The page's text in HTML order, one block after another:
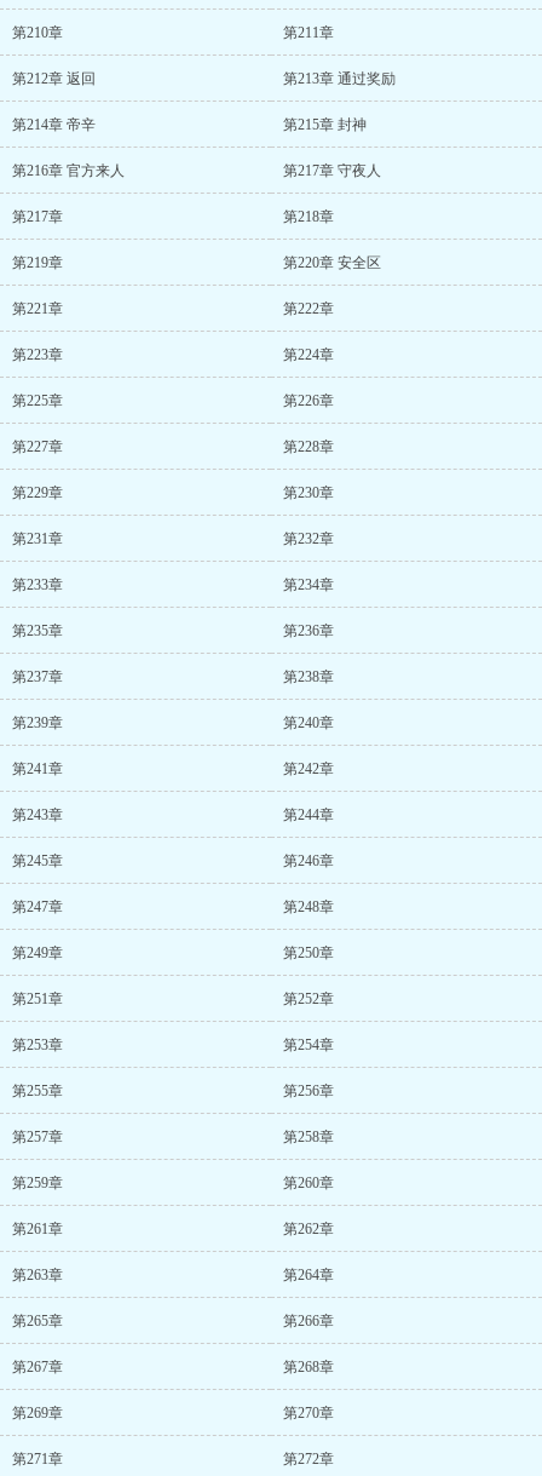
第210章 第211章
第212章 返回 第213章 通过奖励
第214章 帝辛 第215章 封神
第216章 官方来人 第217章 守夜人
第217章 第218章
第219章 第220章 安全区
第221章 第222章
第223章 第224章
第225章 第226章
第227章 第228章
第229章 第230章
第231章 第232章
第233章 第234章
第235章 第236章
第237章 第238章
第239章 第240章
第241章 第242章
第243章 第244章
第245章 第246章
第247章 第248章
第249章 第250章
第251章 第252章
第253章 第254章
第255章 第256章
第257章 第258章
第259章 第260章
第261章 第262章
第263章 第264章
第265章 第266章
第267章 第268章
第269章 第270章
第271章 第272章